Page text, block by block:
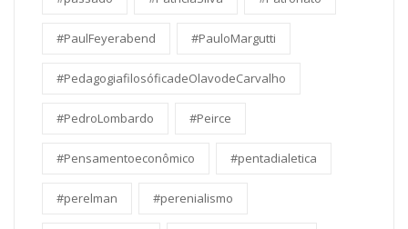
#PaulFeyerabend #PauloMargutti
#PedagogiafilosóficadeOlavodeCarvalho
#PedroLombardo #Peirce
#Pensamentoeconômico #pentadialetica
#perelman #perenialismo